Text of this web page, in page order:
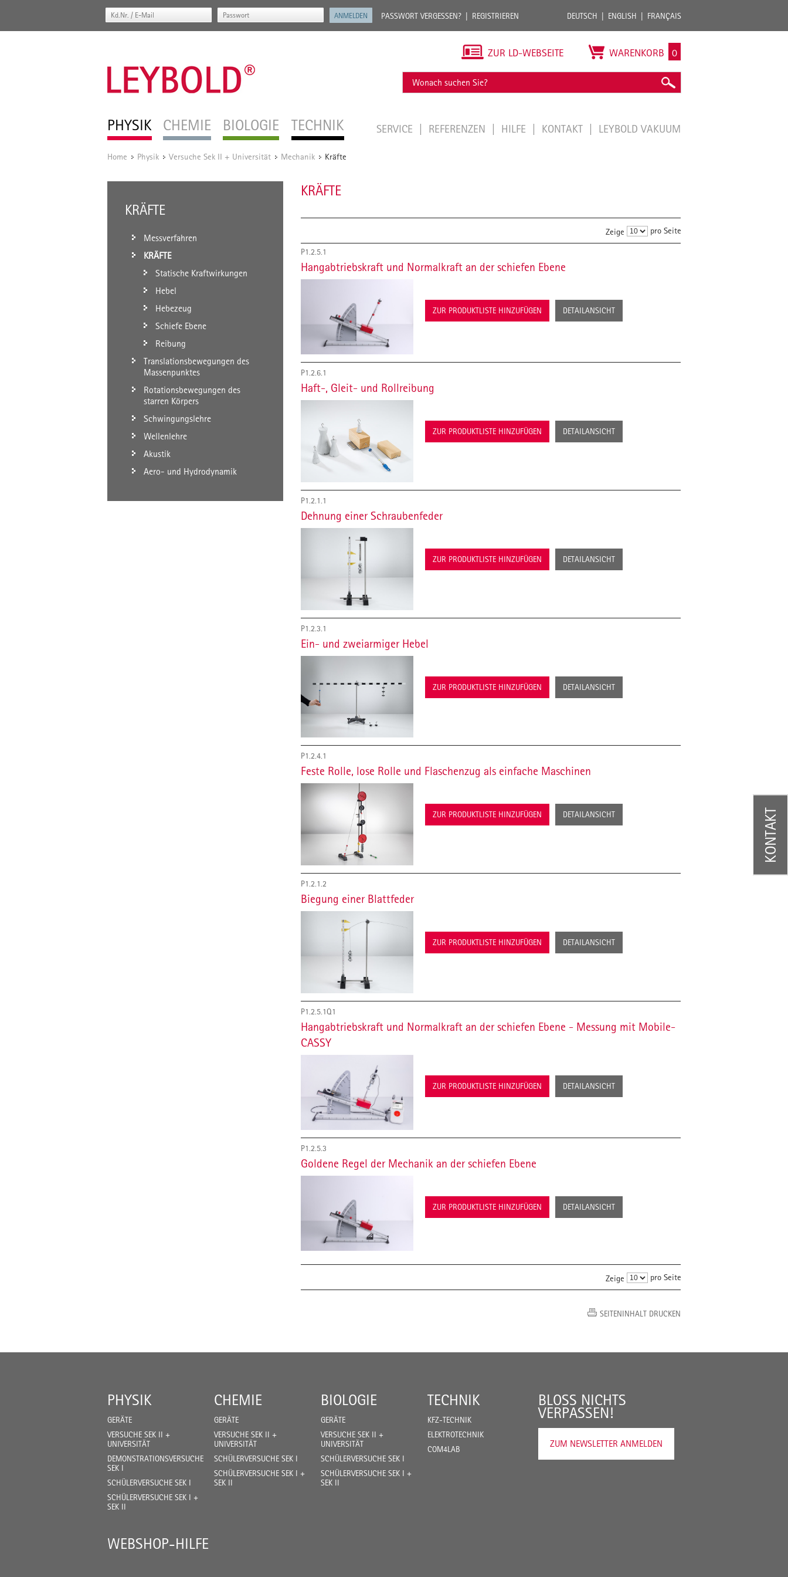
PASSWORT VERGESSEN? REGISTRIEREN DEUTSCH ENGLISH FRANÇAIS
PHYSIK CHEMIE BIOLOGIE TECHNIK
ZUR LD-WEBSEITE WARENKORB 0
SERVICE REFERENZEN HILFE KONTAKT LEYBOLD VAKUUM
Home / Physik / Versuche Sek II + Universität / Mechanik / Kräfte
KRÄFTE
Messverfahren
KRÄFTE
Statische Kraftwirkungen
Hebel
Hebezeug
Schiefe Ebene
Reibung
Translationsbewegungen des
Massenpunktes
Rotationsbewegungen des
starren Körpers
Schwingungslehre
Wellenlehre
Akustik
Aero- und Hydrodynamik
KRÄFTE
Zeige pro Seite
P1.2.5.1
Hangabtriebskraft und Normalkraft an der schiefen Ebene
ZUR PRODUKTLISTE HINZUFÜGEN DETAILANSICHT
P1.2.6.1
Haft-, Gleit- und Rollreibung
ZUR PRODUKTLISTE HINZUFÜGEN DETAILANSICHT
P1.2.1.1
Dehnung einer Schraubenfeder
ZUR PRODUKTLISTE HINZUFÜGEN DETAILANSICHT
P1.2.3.1
Ein- und zweiarmiger Hebel
ZUR PRODUKTLISTE HINZUFÜGEN DETAILANSICHT
P1.2.4.1
Feste Rolle, lose Rolle und Flaschenzug als einfache Maschinen
ZUR PRODUKTLISTE HINZUFÜGEN DETAILANSICHT
P1.2.1.2
Biegung einer Blattfeder
ZUR PRODUKTLISTE HINZUFÜGEN DETAILANSICHT
P1.2.5.1Q1
Hangabtriebskraft und Normalkraft an der schiefen Ebene - Messung mit Mobile-
CASSY
ZUR PRODUKTLISTE HINZUFÜGEN DETAILANSICHT
P1.2.5.3
Goldene Regel der Mechanik an der schiefen Ebene
ZUR PRODUKTLISTE HINZUFÜGEN DETAILANSICHT
Zeige pro Seite
SEITENINHALT DRUCKEN
PHYSIK
GERÄTE
VERSUCHE SEK II +
UNIVERSITÄT
DEMONSTRATIONSVERSUCHE
SEK I
SCHÜLERVERSUCHE SEK I
SCHÜLERVERSUCHE SEK I +
SEK II
CHEMIE
GERÄTE
VERSUCHE SEK II +
UNIVERSITÄT
SCHÜLERVERSUCHE SEK I
SCHÜLERVERSUCHE SEK I +
SEK II
BIOLOGIE
GERÄTE
VERSUCHE SEK II +
UNIVERSITÄT
SCHÜLERVERSUCHE SEK I
SCHÜLERVERSUCHE SEK I +
SEK II
TECHNIK
KFZ-TECHNIK
ELEKTROTECHNIK
COM4LAB
WEBSHOP-HILFE
BLOSS NICHTS V
ERPASSEN!
ZUM NEWSLETTER ANMELDEN
KONTAKT